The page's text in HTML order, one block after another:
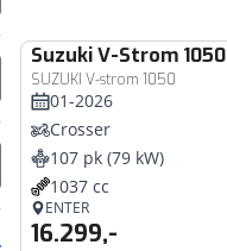
Suzuki V-Strom 1050
SUZUKI V-strom 1050
01-2026
Crosser
107 pk (79 kW)
1037 cc
ENTER
16.299,-